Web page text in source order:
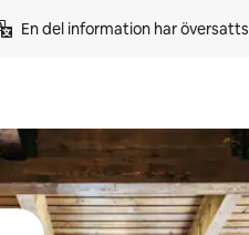
En del information har